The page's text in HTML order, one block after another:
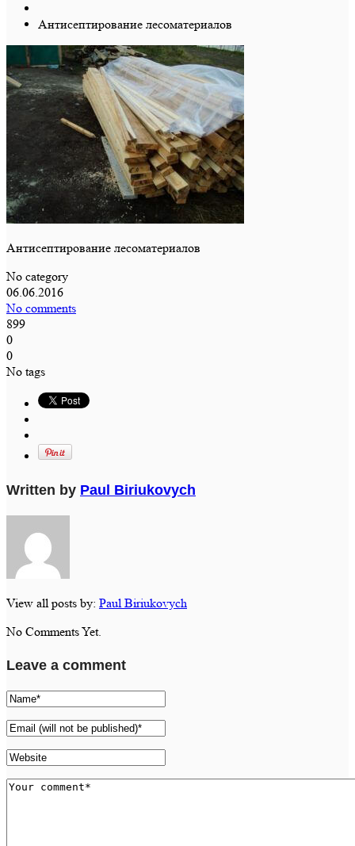
Антисептирование лесоматериалов
Антисептирование лесоматериалов
No category
06.06.2016
No comments
899
0
0
No tags
Written by Paul Biriukovych
View all posts by: Paul Biriukovych
No Comments Yet.
Leave a comment